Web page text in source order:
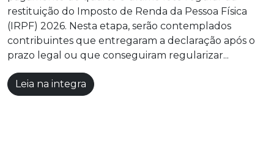
restituição do Imposto de Renda da Pessoa Física
(IRPF) 2026. Nesta etapa, serão contemplados
contribuintes que entregaram a declaração após o
prazo legal ou que conseguiram regularizar...
Leia na integra